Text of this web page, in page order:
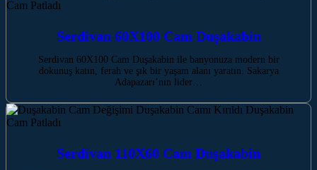
Serdivan 60X100 Cam Duşakabin
Serdivan 60X100 Cam Duşakabin ile banyonuza modern bir
dokunuş katın, ferah ve şık bir yaşam alanı yaratın. Sakarya
Adapazarı’nın lider…
Serdivan 110X60 Cam Duşakabin